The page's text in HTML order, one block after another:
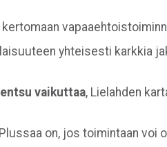
yhteisesti karkkia
vaikuttaa, Lielahden
on, jos toimintaan